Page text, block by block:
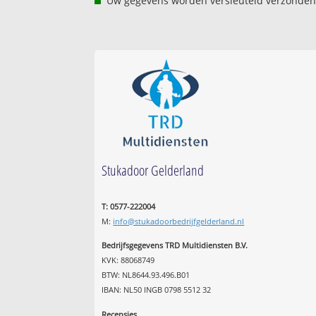
Stukadoor Gelderland
T: 0577-222004
M: info@stukadoorbedrijfgelderland.nl
Bedrijfsgegevens TRD Multidiensten B.V.
KVK: 88068749
BTW: NL8644.93.496.B01
IBAN: NL50 INGB 0798 5512 32